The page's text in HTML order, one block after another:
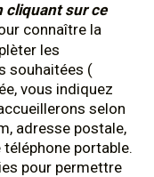
cliquant sur ce
connaître la
les
souhaitées (
vous indiquez
selon
adresse postale,
téléphone portable.
pour permettre